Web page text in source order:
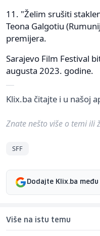
11. "Želim srušiti
Teona Galgotiu
premijera.
Sarajevo Film Festival
augusta 2023. godine.
Klix.ba čitajte i u našoj
Znate nešto više o temi ili
SFF
Dodajte Klix.ba
Više na istu temu